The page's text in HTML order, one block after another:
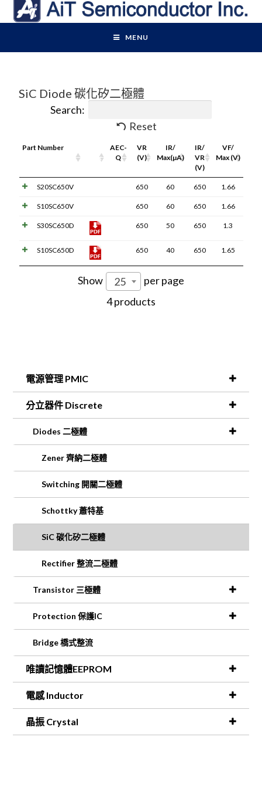
MENU
SiC Diode 碳化矽二極體
Search:
Reset
Part Number
Link
AEC-
Q
VR
(V)
IR/
Max(µA)
IR/
VR
(V)
VF/
Max (V)
S20SC650V 650 60 650 1.66
S10SC650V 650 60 650 1.66
S30SC650D 650 50 650 1.3
S10SC650D 650 40 650 1.65
Show 25
per page
4 products
電源管理 PMIC
分立器件 Discrete
Diodes 二極體
Zener 齊納二極體
Switching 開關二極體
Schottky 蕭特基
SiC 碳化矽二極體
Rectifier 整流二極體
Transistor 三極體
Protection 保護IC
Bridge 橋式整流
唯讀記憶體EEPROM
電感 Inductor
晶振 Crystal